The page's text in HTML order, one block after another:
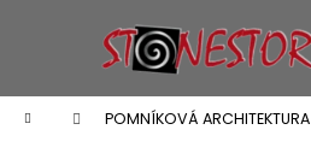
Domů POMNÍKOVÁ ARCHITEKTURA
í
Zpět
do
obchodu
Zpět
do
obchodu